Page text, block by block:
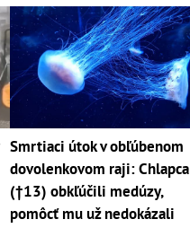
Smrtiaci útok v obľúbenom
dovolenkovom raji: Chlapca
(†13) obkľúčili medúzy,
pomôcť mu už nedokázali